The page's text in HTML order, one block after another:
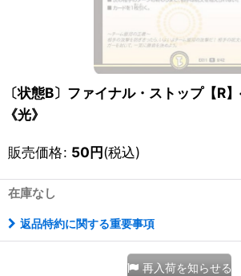
〔状態B〕ファイナル・ストップ【R
《光》
販売価格: 50円(税込)
在庫なし
返品特約に関する重要事項
再入荷を知らせる